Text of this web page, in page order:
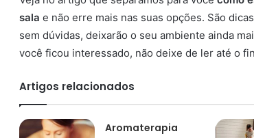
sala e não erre mais nas suas opções. São
sem dúvidas, deixarão o seu ambiente ainda
você ficou interessado, não deixe de ler até o
Artigos relacionados
Aromaterapia